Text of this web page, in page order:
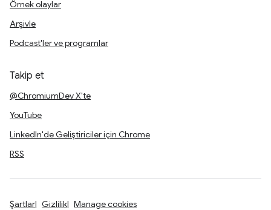
Örnek olaylar
Arşivle
Podcast'ler ve programlar
Takip et
@ChromiumDev X'te
YouTube
LinkedIn'de Geliştiriciler için Chrome
RSS
Şartlar Gizlilik Manage cookies